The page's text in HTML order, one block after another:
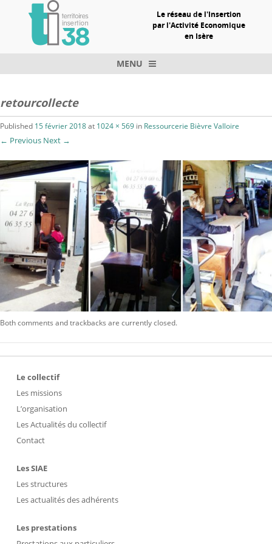
Le réseau de l'Insertion
par l'Activité Economique
en Isère
MENU
retourcollecte
Published 15 février 2018at 1024 × 569 in Ressourcerie Bièvre Valloire
← Previous Next →
Both comments and trackbacks are currently closed.
Le collectif
Les missions
L’organisation
Les Actualités du collectif
Contact
Les SIAE
Les structures
Les actualités des adhérents
Les prestations